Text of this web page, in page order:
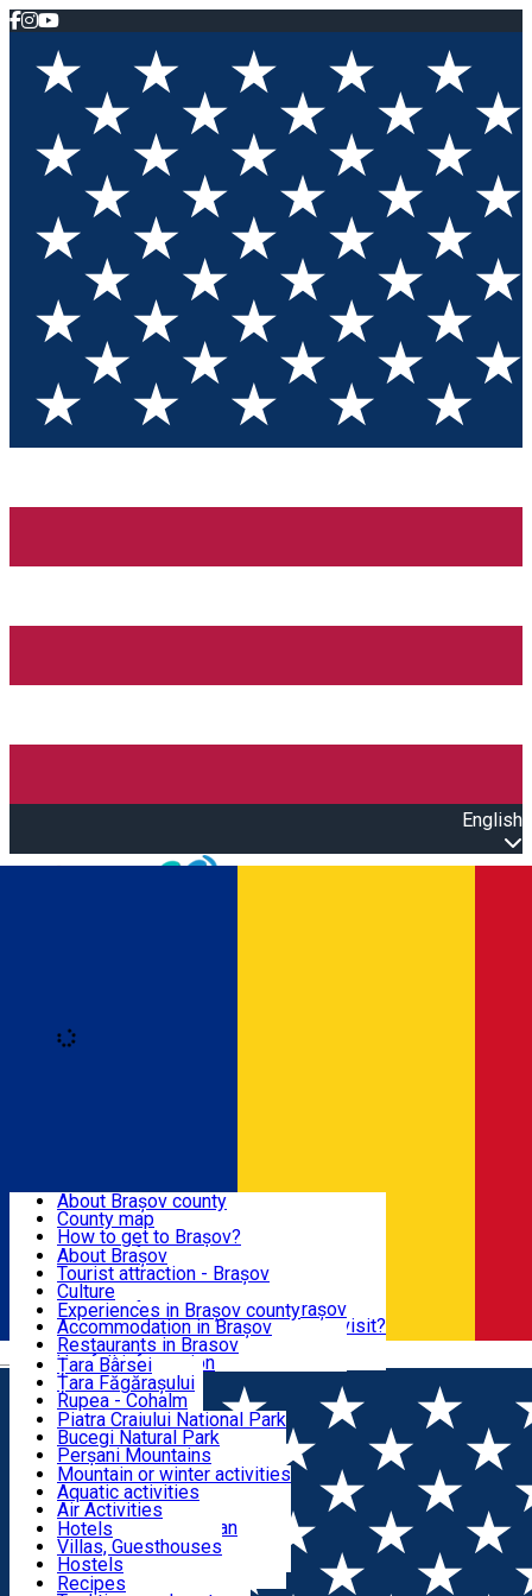
English
Română
BRAȘOV
EXPERIENCES
DESTINATIONS
NATURE
ACTIVE TOURISM
ACCOMMODATION
CULTURAL HERITAGE
About Brașov county
County map
How to get to Brașov?
Tourist Information Centers
Tourist Guides
Brașov Tourism Recommendations
Historical tourist attractions
What would a local recommend to visit?
Tourism news Brașov
Restaurants
About Brașov
Tourist attraction - Brașov
Culture
Tourist Information Center - Brașov
Accommodation in Brașov
Restaurants in Brasov
Usefull information
Experiences in Brașov county
Țara Bârsei
Țara Făgărașului
Rupea - Cohalm
ECO Destinations
Piatra Craiului National Park
Bucegi Natural Park
Perșani Mountains
Făgăraș Mountains
Postăvarul Peak
Măgura Codlei
Ciucaș Mountains
Protected areas
Other natural attractions
Speoturism
Mountain or winter activities
Aquatic activities
Air Activities
Adventure, Equestrian
Cycling, Running
Other activities
Hotels
Villas, Guesthouses
Hostels
Cottages
Recipes